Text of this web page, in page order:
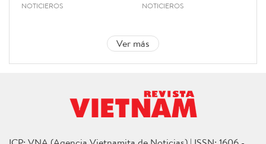
NOTICIEROS NOTICIEROS
Ver más